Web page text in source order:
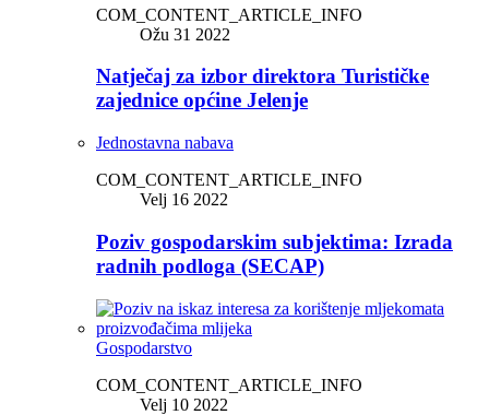
COM_CONTENT_ARTICLE_INFO
Ožu 31 2022
Natječaj za izbor direktora Turističke
zajednice općine Jelenje
Jednostavna nabava
COM_CONTENT_ARTICLE_INFO
Velj 16 2022
Poziv gospodarskim subjektima: Izrada
radnih podloga (SECAP)
Gospodarstvo
COM_CONTENT_ARTICLE_INFO
Velj 10 2022